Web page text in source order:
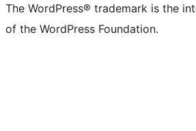
The WordPress® trademark is the
of the WordPress Foundation.